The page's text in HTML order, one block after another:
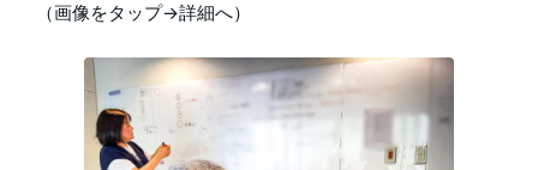
（画像をタップ→詳細へ）